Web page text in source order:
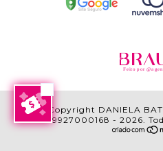
Copyright DANIELA
17389927000168 - 2026.